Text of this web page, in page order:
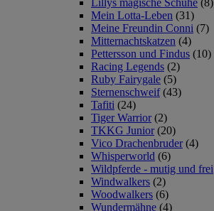
Lillys magische Schuhe (8)
Mein Lotta-Leben (31)
Meine Freundin Conni (7)
Mitternachtskatzen (4)
Pettersson und Findus (10)
Racing Legends (2)
Ruby Fairygale (5)
Sternenschweif (43)
Tafiti (24)
Tiger Warrior (2)
TKKG Junior (20)
Vico Drachenbruder (4)
Whisperworld (6)
Wildpferde - mutig und frei
Windwalkers (2)
Woodwalkers (6)
Wundermähne (4)